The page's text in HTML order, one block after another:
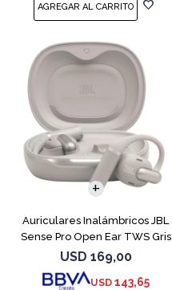
Auriculares Inalámbricos JBL
Sense Pro Open Ear TWS Gris
USD 169,00
USD 143,65